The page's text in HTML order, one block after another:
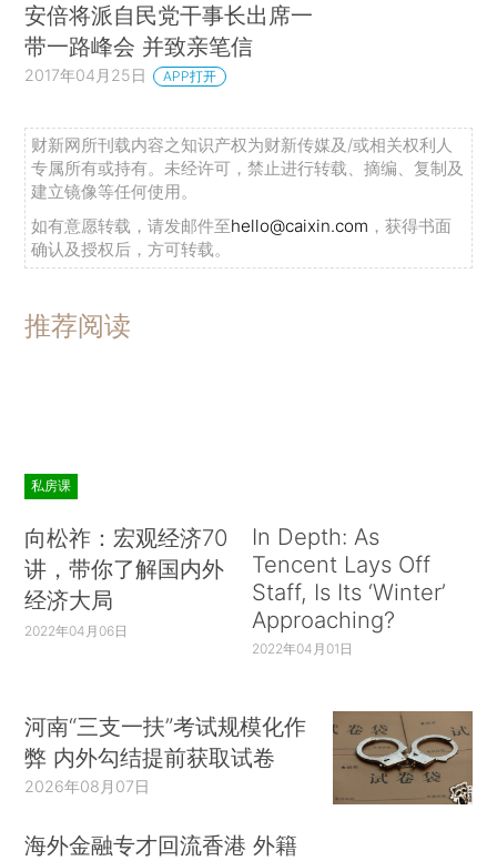
安倍将派自民党干事长出席一
带一路峰会 并致亲笔信
2017年04月25日 APP打开
财新网所刊载内容之知识产权为财新传媒及/或相关权利人
专属所有或持有。未经许可，禁止进行转载、摘编、复制及
建立镜像等任何使用。
如有意愿转载，请发邮件至hello@caixin.com ，获得书面
确认及授权后，方可转载。
推荐阅读
私房课
向松祚：宏观经济70
讲，带你了解国内外
经济大局
2022年04月06日
In Depth: As
Tencent Lays Off
Staff, Is Its ‘Winter’
Approaching?
2022年04月01日
河南“三支一扶”考试规模化作
弊 内外勾结提前获取试卷
2026年08月07日
海外金融专才回流香港 外籍